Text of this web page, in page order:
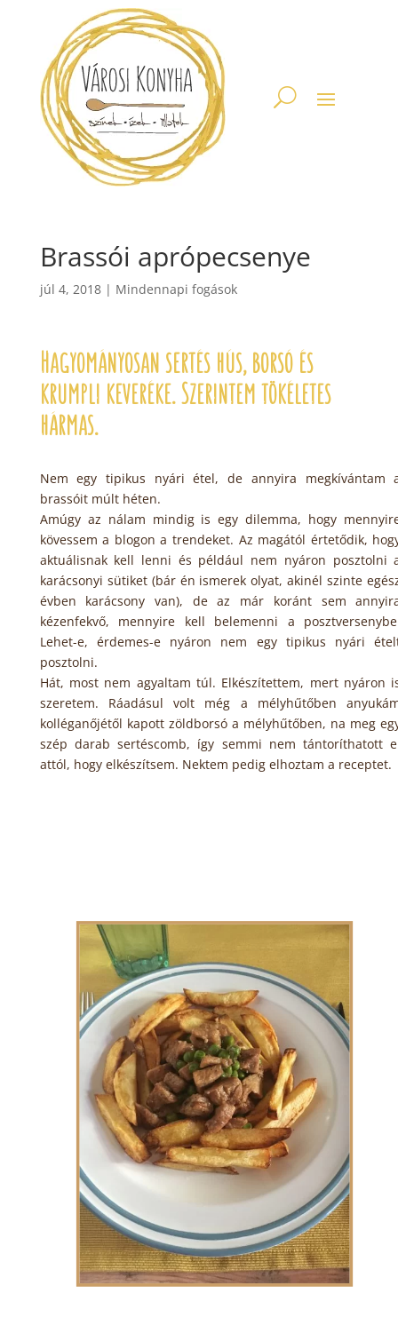
Brassói aprópecsenye
júl 4, 2018| Mindennapi fogások
Hagyományosan sertés hús, borsó és
krumpli keveréke. Szerintem tökéletes
hármas.
Nem egy tipikus nyári étel, de annyira megkívántam
brassóit múlt héten.
Amúgy az nálam mindig is egy dilemma, hogy
kövessem a blogon a trendeket. Az magától értetődik,
aktuálisnak kell lenni és például nem nyáron posztolni
karácsonyi sütiket (bár én ismerek olyat, akinél szinte
évben karácsony van), de az már koránt sem
kézenfekvő, mennyire kell belemenni a
Lehet-e, érdemes-e nyáron nem egy tipikus nyári
posztolni.
Hát, most nem agyaltam túl. Elkészítettem, mert nyáron
szeretem. Ráadásul volt még a mélyhűtőben
kolléganőjétől kapott zöldborsó a mélyhűtőben, na meg
szép darab sertéscomb, így semmi nem tántoríthatott
attól, hogy elkészítsem. Nektem pedig elhoztam a receptet.